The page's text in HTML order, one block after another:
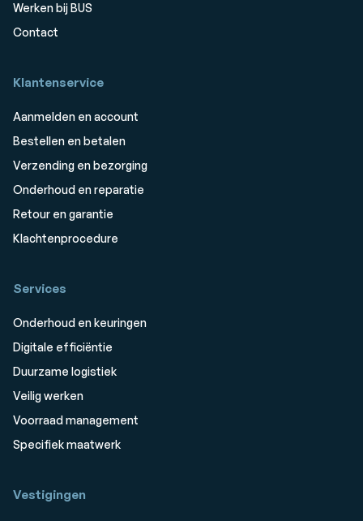
Werken bij BUS
Contact
Klantenservice
Aanmelden en account
Bestellen en betalen
Verzending en bezorging
Onderhoud en reparatie
Retour en garantie
Klachtenprocedure
Services
Onderhoud en keuringen
Digitale efficiëntie
Duurzame logistiek
Veilig werken
Voorraad management
Specifiek maatwerk
Vestigingen